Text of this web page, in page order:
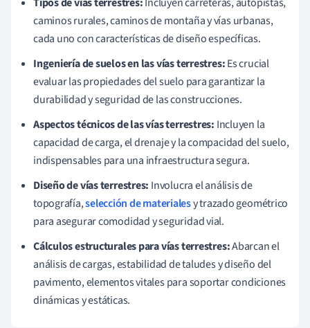
caminos rurales, caminos de montaña y vías urbanas,
cada uno con características de diseño específicas.
Ingeniería de suelos en las vías terrestres:Es crucial
evaluar las propiedades del suelo para garantizar la
durabilidad y seguridad de las construcciones.
Aspectos técnicos de las vías terrestres: Incluyen la
capacidad de carga, el drenaje y la compacidad del suelo,
indispensables para una infraestructura segura.
Diseño de vías terrestres: Involucra el análisis de
topografía,selección de materialesy trazado geométrico
para asegurar comodidad y seguridad vial.
Cálculos estructurales para vías terrestres:Abarcan el
análisis de cargas, estabilidad de taludes y diseño del
pavimento, elementos vitales para soportar condiciones
dinámicas y estáticas.